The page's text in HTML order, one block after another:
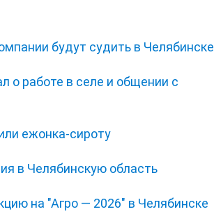
будут судить в Челябинске
о работе в селе и общении с
ежонка‑сироту
в Челябинскую область
на "Агро — 2026" в Челябинске